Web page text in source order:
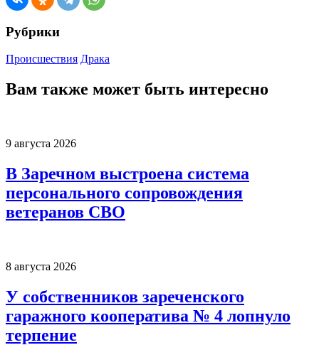
Рубрики
Происшествия Драка
Вам также может быть интересно
9 августа 2026
В Заречном выстроена система
персонального сопровождения
ветеранов СВО
8 августа 2026
У собственников зареченского
гаражного кооператива № 4 лопнуло
терпение